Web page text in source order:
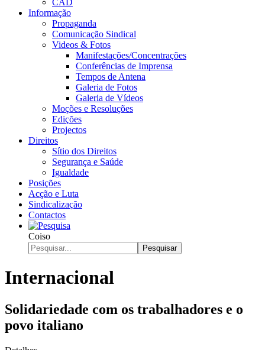
Informação
Propaganda
Comunicação Sindical
Videos & Fotos
Manifestações/Concentrações
Conferências de Imprensa
Tempos de Antena
Galeria de Fotos
Galeria de Vídeos
Moções e Resoluções
Edições
Projectos
Direitos
Sítio dos Direitos
Segurança e Saúde
Igualdade
Posições
Acção e Luta
Sindicalização
Contactos
Coiso
Pesquisar
Internacional
Solidariedade com os trabalhadores e o
povo italiano